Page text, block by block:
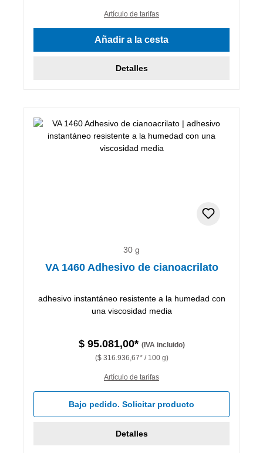
Artículo de tarifas
Añadir a la cesta
Detalles
30 g
VA 1460 Adhesivo de cianoacrilato
adhesivo instantáneo resistente a la humedad con
una viscosidad media
$ 95.081,00* (IVA incluido)
($ 316.936,67* / 100 g)
Artículo de tarifas
Bajo pedido. Solicitar producto
Detalles